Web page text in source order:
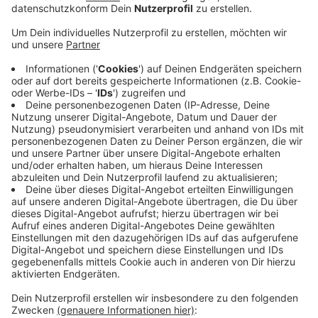
Veröffentlicht:Sonntag, 07.11.2021 13:37
Anzeige
Damit blieben die Baskets auch beim vierten
Heimspiel - vor 4.320 Zuschauern - zuhause weiter
ungeschlagen.
Zumindest vorläufig steht Bonn nun auch an der
Tabellenspitze in der Bundesliga. Am 19.11 müssen die
Baskets dann in Bamberg ran.
Das nächste Heimspiel bestreiten sie am 4.Dezember.
CvK
Anzeige